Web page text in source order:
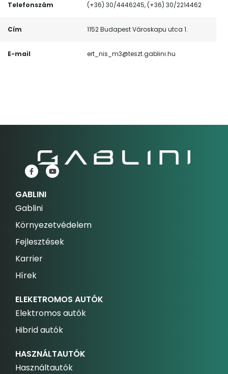
Telefonszám (+36) 30/4446245, (+36) 30/2214462
Cím 1152 Budapest Városkapu utca 1.
E-mail ert_nis_m3@teszt.gablini.hu
GABLINI
Gablini
Környezetvédelem
Fejlesztések
Karrier
Hírek
ELEKETROMOS AUTÓK
Elektromos autók
Hibrid autók
HASZNÁLTAUTÓK
Használtautók